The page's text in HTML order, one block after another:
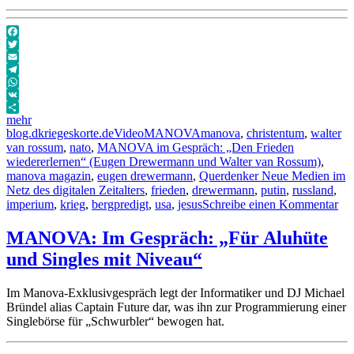
Facebook
Twitter
Email
Telegram
WhatsApp
VK
mehr
Autor
blog.dkriegeskorte.deVeröffentlicht
am
Format
VideoKategorien
MANOVASchlagwörter
manova, christentum, walter
van rossum, nato, MANOVA im Gespräch: „Den Frieden
wiedererlernen“ (Eugen Drewermann und Walter van Rossum),
manova magazin, eugen drewermann, Querdenker Neue Medien im
Netz des digitalen Zeitalters, frieden, drewermann, putin, russland,
imperium, krieg, bergpredigt, usa, jesusSchreibe einen Kommentarzu
MANOVA: Im Gespräch: „Für Aluhüte
und Singles mit Niveau“
Im Manova-Exklusivgespräch legt der Informatiker und DJ Michael
Bründel alias Captain Future dar, was ihn zur Programmierung einer
Singlebörse für „Schwurbler“ bewogen hat.